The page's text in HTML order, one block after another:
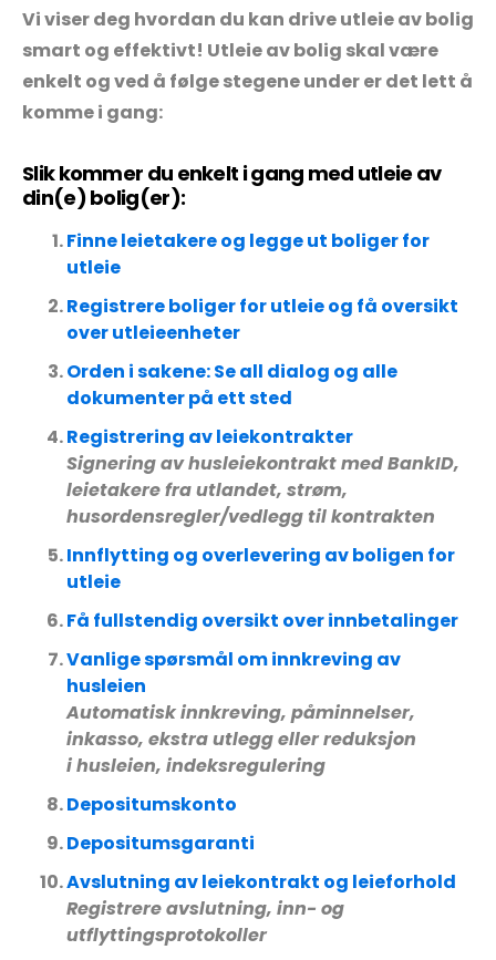
Vi viser deg hvordan du kan drive utleie av bolig
smart og effektivt! Utleie av bolig skal være
enkelt og ved å følge stegene under er det lett å
komme i gang:
Slik kommer du enkelt i gang med utleie av
din(e) bolig(er):
Finne leietakere og legge ut boliger for
utleie
Registrere boliger for utleie og få oversikt
over utleieenheter
Orden i sakene: Se all dialog og alle
dokumenter på ett sted
Registrering av leiekontrakter
Signering av husleiekontrakt med BankID,
leietakere fra utlandet, strøm,
husordensregler/vedlegg til kontrakten
Innflytting og overlevering av boligen for
utleie
Få fullstendig oversikt over innbetalinger
Vanlige spørsmål om innkreving av
husleien
Automatisk innkreving, påminnelser,
inkasso, ekstra utlegg eller reduksjon
i husleien, indeksregulering
Depositumskonto
Depositumsgaranti
Avslutning av leiekontrakt og leieforhold
Registrere avslutning, inn- og
utflyttingsprotokoller